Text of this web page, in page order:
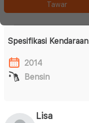
Tawar
Spesifikasi Kendaraan
2014
Bensin
Lisa